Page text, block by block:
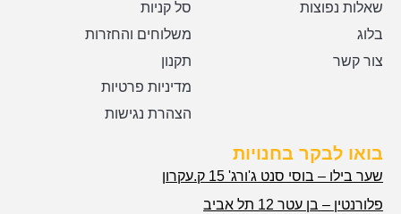
שאלות נפוצות
בלוג
צור קשר
סל קניות
משלוחים והחזרות
תקנון
מדיניות פרטיות
הצהרת נגישות
בואו לבקר בחנויות
שער בילו – בוסי סנט ג'ורג' 15 ק.עקרון
פלורנטין – בן עטר 12 תל אביב